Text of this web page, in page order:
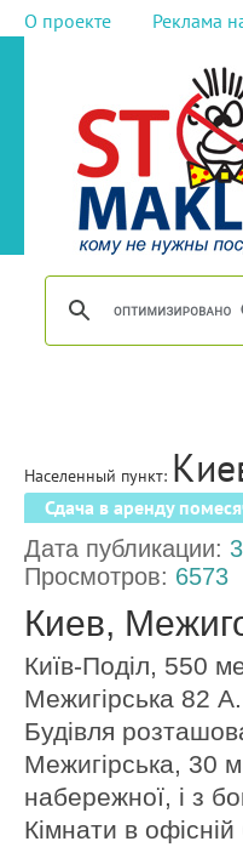
О проекте Реклама
Населенный пункт:
Сдача в аренду
Дата публикации:
Просмотров: 6573
Киев,
Київ-Поділ, 550
Межигірська 82 А.
Будівля
Межигірська, 30 м
набережної, і з
Кімнати в